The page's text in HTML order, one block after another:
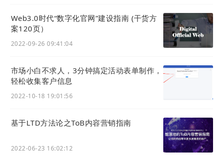
Web3.0时代“数字化官⽹”建设指南 (干货方
案120页）
2022-09-26 09:41:04
市场小白不求人，3分钟搞定活动表单制作，
轻松收集客户信息
2022-10-18 19:01:56
基于LTD方法论之ToB内容营销指南
2022-06-23 16:02:12